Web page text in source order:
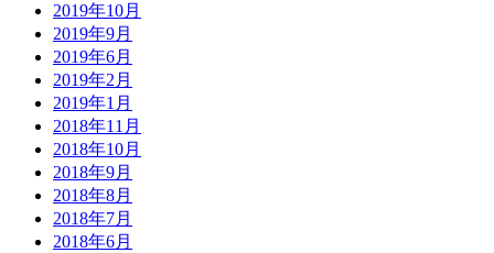
2019年10月
2019年9月
2019年6月
2019年2月
2019年1月
2018年11月
2018年10月
2018年9月
2018年8月
2018年7月
2018年6月